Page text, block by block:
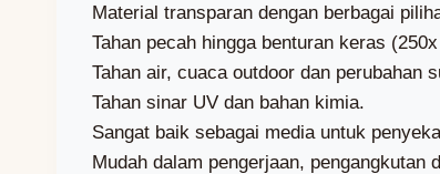
Material transparan dengan berbagai
Tahan pecah hingga benturan keras
Tahan air, cuaca outdoor dan perubahan
Tahan sinar UV dan bahan kimia.
Sangat baik sebagai media untuk
Mudah dalam pengerjaan, pengangkutan